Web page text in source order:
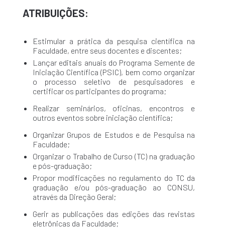
ATRIBUIÇÕES:
Estimular a prática da pesquisa científica na
Faculdade, entre seus docentes e discentes;
Lançar editais anuais do Programa Semente de
Iniciação Científica (PSIC), bem como organizar
o processo seletivo de pesquisadores e
certificar os participantes do programa;
Realizar seminários, oficinas, encontros e
outros eventos sobre iniciação científica;
Organizar Grupos de Estudos e de Pesquisa na
Faculdade;
Organizar o Trabalho de Curso (TC) na graduação
e pós-graduação;
Propor modificações no regulamento do TC da
graduação e/ou pós-graduação ao CONSU,
através da Direção Geral;
Gerir as publicações das edições das revistas
eletrônicas da Faculdade;